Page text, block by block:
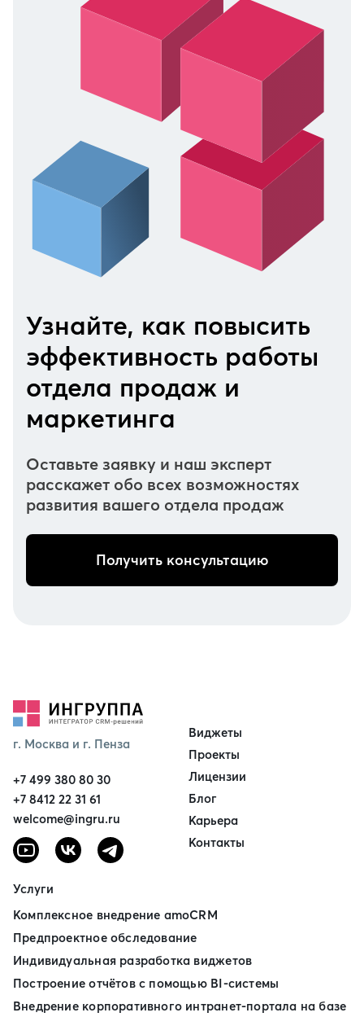
Узнайте, как повысить
эффективность работы
отдела продаж и
маркетинга
Оставьте заявку и наш эксперт
расскажет обо всех возможностях
развития вашего отдела продаж
Получить консультацию
г. Москва и г. Пенза
+7 499 380 80 30
+7 8412 22 31 61
welcome@ingru.ru
Виджеты
Проекты
Лицензии
Блог
Карьера
Контакты
Услуги
Комплексное внедрение amoCRM
Предпроектное обследование
Индивидуальная разработка виджетов
Построение отчётов с помощью BI‑системы
Внедрение корпоративного интранет‑портала на базе